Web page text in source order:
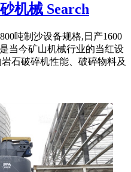
机械 Search
吨制沙设备规格,日产1600
当今矿山机械行业的当红设
石破碎机性能、破碎物料及